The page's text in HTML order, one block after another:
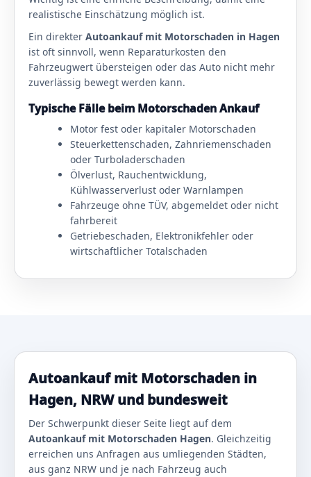
realistische Einschätzung möglich ist.
Ein direkter Autoankauf mit Motorschaden in Hagen
ist oft sinnvoll, wenn Reparaturkosten den
Fahrzeugwert übersteigen oder das Auto nicht mehr
zuverlässig bewegt werden kann.
Typische Fälle beim Motorschaden Ankauf
Motor fest oder kapitaler Motorschaden
Steuerkettenschaden, Zahnriemenschaden
oder Turboladerschaden
Ölverlust, Rauchentwicklung,
Kühlwasserverlust oder Warnlampen
Fahrzeuge ohne TÜV, abgemeldet oder nicht
fahrbereit
Getriebeschaden, Elektronikfehler oder
wirtschaftlicher Totalschaden
Autoankauf mit Motorschaden in
Hagen, NRW und bundesweit
Der Schwerpunkt dieser Seite liegt auf dem
Autoankauf mit Motorschaden Hagen. Gleichzeitig
erreichen uns Anfragen aus umliegenden Städten,
aus ganz NRW und je nach Fahrzeug auch